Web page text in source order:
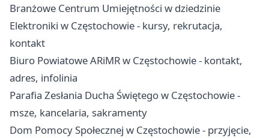
Branżowe Centrum Umiejętności w dziedzinie
Elektroniki w Częstochowie - kursy, rekrutacja,
kontakt
Biuro Powiatowe ARiMR w Częstochowie - kontakt,
adres, infolinia
Parafia Zesłania Ducha Świętego w Częstochowie -
msze, kancelaria, sakramenty
Dom Pomocy Społecznej w Częstochowie - przyjęcie,